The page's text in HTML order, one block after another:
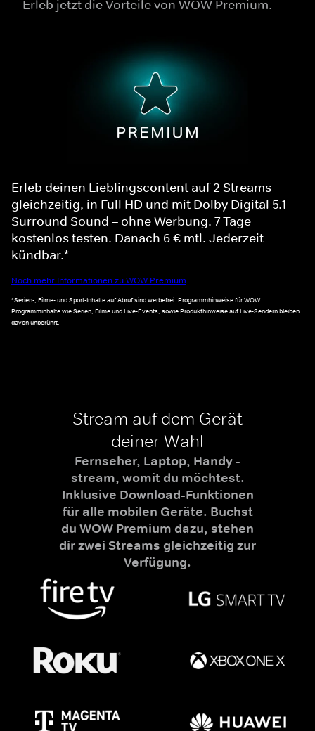
Erleb jetzt die Vorteile von WOW Premium.
Erleb deinen Lieblingscontent auf 2 Streams
gleichzeitig, in Full HD und mit Dolby Digital 5.1
Surround Sound – ohne Werbung. 7 Tage
kostenlos testen. Danach 6 € mtl. Jederzeit
kündbar.*
Noch mehr Informationen zu WOW Premium
*Serien-, Filme- und Sport-Inhalte auf Abruf sind werbefrei. Programmhinweise für WOW
Programminhalte wie Serien, Filme und Live-Events, sowie Produkthinweise auf Live-Sendern bleiben
davon unberührt.
Stream auf dem Gerät
deiner Wahl
Fernseher, Laptop, Handy -
stream, womit du möchtest.
Inklusive Download-Funktionen
für alle mobilen Geräte. Buchst
du WOW Premium dazu, stehen
dir zwei Streams gleichzeitig zur
Verfügung.